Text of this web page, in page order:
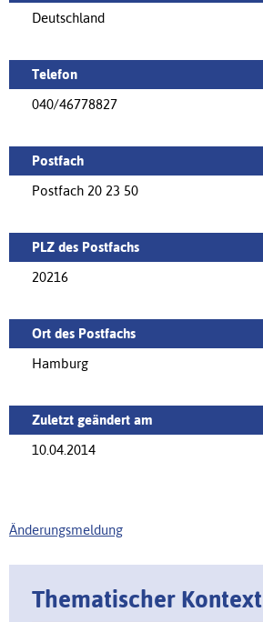
Deutschland
Telefon
040/46778827
Postfach
Postfach 20 23 50
PLZ des Postfachs
20216
Ort des Postfachs
Hamburg
Zuletzt geändert am
10.04.2014
Änderungsmeldung
Thematischer Kontext